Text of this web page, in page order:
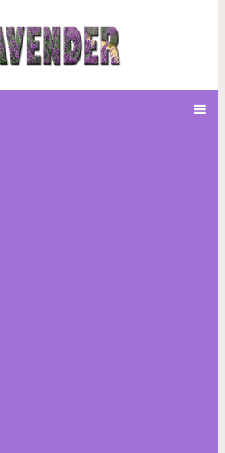
12 фото из серии «Есть